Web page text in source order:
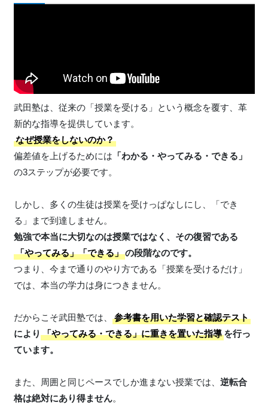
武田塾は、従来の「授業を受ける」という概念を覆す、革
新的な指導を提供しています。
なぜ授業をしないのか？
偏差値を上げるためには 「わかる・やってみる・できる」
の3ステップが必要です。
しかし、多くの生徒は授業を受けっぱなしにし、「でき
る」まで到達しません。
勉強で本当に大切なのは授業ではなく、その復習である
「やってみる」「できる」の段階なのです。
つまり、今まで通りのやり方である「授業を受けるだけ」
では、本当の学力は身につきません。
だからこそ武田塾では、
参考書を用いた学習と確認テスト
により 「やってみる・できる」に重きを置いた指導を行っ
ています。
また、周囲と同じペースでしか進まない授業では、 逆転合
格は絶対にあり得ません。